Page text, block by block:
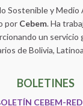
Sostenible y
por Cebem. Ha
un
de Bolivia,
BOLETINES
CEBEM-